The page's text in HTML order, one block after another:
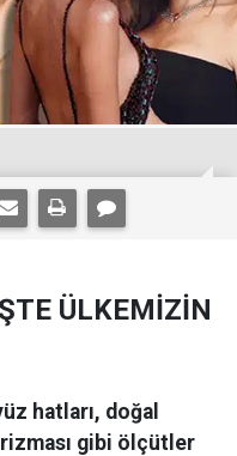
ÜLKEMİZİN
hatları, doğal
gibi ölçütler